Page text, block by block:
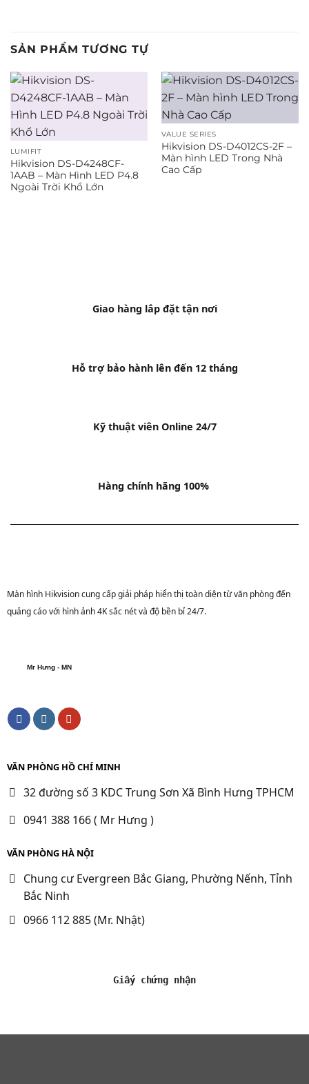
SẢN PHẨM TƯƠNG TỰ
LUMIFIT
Hikvision DS-D4248CF-
1AAB – Màn Hình LED P4.8
Ngoài Trời Khổ Lớn
VALUE SERIES
Hikvision DS-D4012CS-2F –
Màn hình LED Trong Nhà
Cao Cấp
Giao hàng lắp đặt tận nơi
Hỗ trợ bảo hành lên đến 12 tháng
Kỹ thuật viên Online 24/7
Hàng chính hãng 100%
Màn hình Hikvision cung cấp giải pháp hiển thị toàn diện từ văn phòng đến
quảng cáo với hình ảnh 4K sắc nét và độ bền bỉ 24/7.
Mr Hưng - MN
VĂN PHÒNG HỒ CHÍ MINH
32 đường số 3 KDC Trung Sơn Xã Bình Hưng TPHCM
0941 388 166 ( Mr Hưng )
VĂN PHÒNG HÀ NỘI
Chung cư Evergreen Bắc Giang, Phường Nếnh, Tỉnh
Bắc Ninh
0966 112 885 (Mr. Nhật)
Giấy chứng nhận